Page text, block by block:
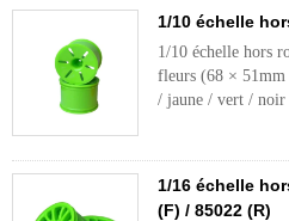
1/10 échelle
1/10 échelle hors
fleurs (68 × 51mm
/ jaune / vert / noir
1/16 échelle
(F) / 85022 (R)